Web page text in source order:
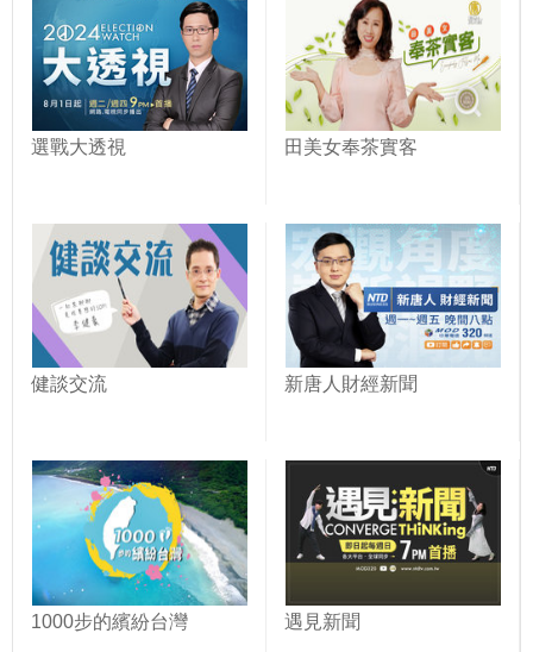
選戰大透視 田美女奉茶實客
健談交流 新唐人財經新聞
1000步的繽紛台灣 遇見新聞